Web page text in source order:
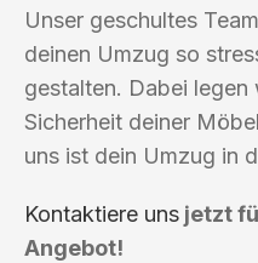
Unser geschultes
deinen Umzug so
gestalten. Dabei
Sicherheit deiner
uns ist dein Umzug in
Kontaktiere uns jetzt
Angebot!